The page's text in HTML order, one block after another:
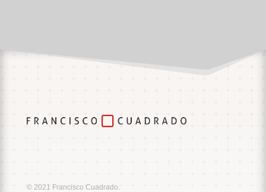
© 2021 Francisco Cuadrado.